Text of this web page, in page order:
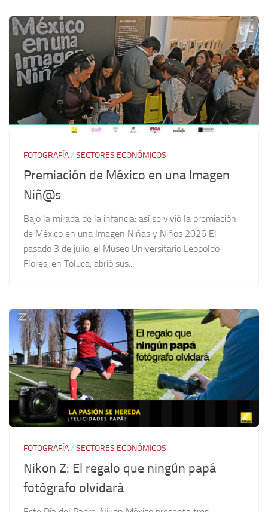
FOTOGRAFÍA/ SECTORES ECONÓMICOS
Premiación de México en una Imagen
Niñ@s
Bajo la mirada de la infancia: así se vivió la premiación
de México en una Imagen Niñas y Niños 2026 El
pasado 3 de julio, el Museo Universitario Leopoldo
Flores, en Toluca, abrió sus...
FOTOGRAFÍA/ SECTORES ECONÓMICOS
Nikon Z: El regalo que ningún papá
fotógrafo olvidará